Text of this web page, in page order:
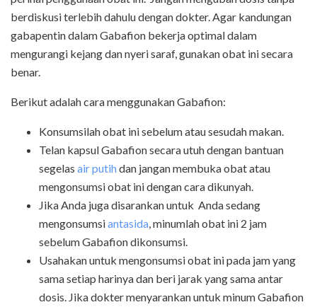
berdiskusi terlebih dahulu dengan dokter. Agar kandungan
gabapentin dalam Gabafion bekerja optimal dalam
mengurangi kejang dan nyeri saraf, gunakan obat ini secara
benar.
Berikut adalah cara menggunakan Gabafion:
Konsumsilah obat ini sebelum atau sesudah makan.
Telan kapsul Gabafion secara utuh dengan bantuan
segelas air putihdan jangan membuka obat atau
mengonsumsi obat ini dengan cara dikunyah.
Jika Anda juga disarankan untuk Anda sedang
mengonsumsiantasida , minumlah obat ini 2 jam
sebelum Gabafion dikonsumsi.
Usahakan untuk mengonsumsi obat ini pada jam yang
sama setiap harinya dan beri jarak yang sama antar
dosis. Jika dokter menyarankan untuk minum Gabafion